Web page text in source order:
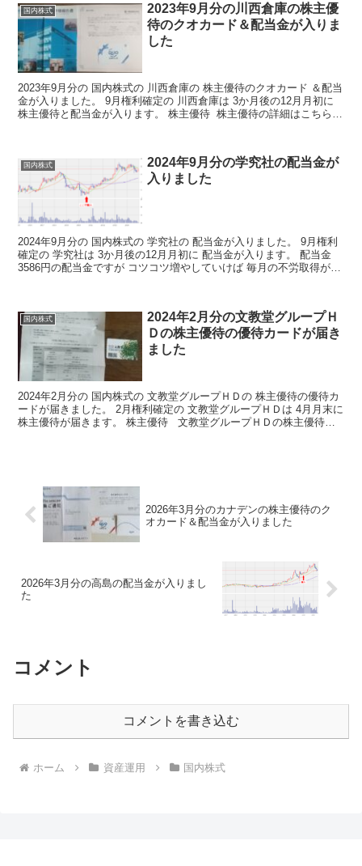
国内株式
2023年9月分の川西倉庫の株主優
待のクオカード＆配当金が入りま
した
2023年9月分の 国内株式の 川西倉庫の 株主優待のクオカード ＆配当
金が入りました。 9月権利確定の 川西倉庫は 3か月後の12月月初に
株主優待と配当金が入ります。 株主優待 株主優待の詳細はこちらか
国内株式
2024年9月分の学究社の配当金が
入りました
2024年9月分の 国内株式の 学究社の 配当金が入りました。 9月権利
確定の 学究社は 3か月後の12月月初に 配当金が入ります。 配当金
3586円の配当金ですが コツコツ増やしていけば 毎月の不労取得が
国内株式
2024年2月分の文教堂グループＨ
Ｄの株主優待の優待カードが届き
ました
2024年2月分の 国内株式の 文教堂グループＨＤの 株主優待の優待カ
ードが届きました。 2月権利確定の 文教堂グループＨＤは 4月月末に
株主優待が届きます。 株主優待 文教堂グループＨＤの株主優待の
2026年3月分のカナデンの株主優待のク
オカード＆配当金が入りました
2026年3月分の高島の配当金が入りまし
た
コメント
コメントを書き込む
ホーム 資産運用 国内株式